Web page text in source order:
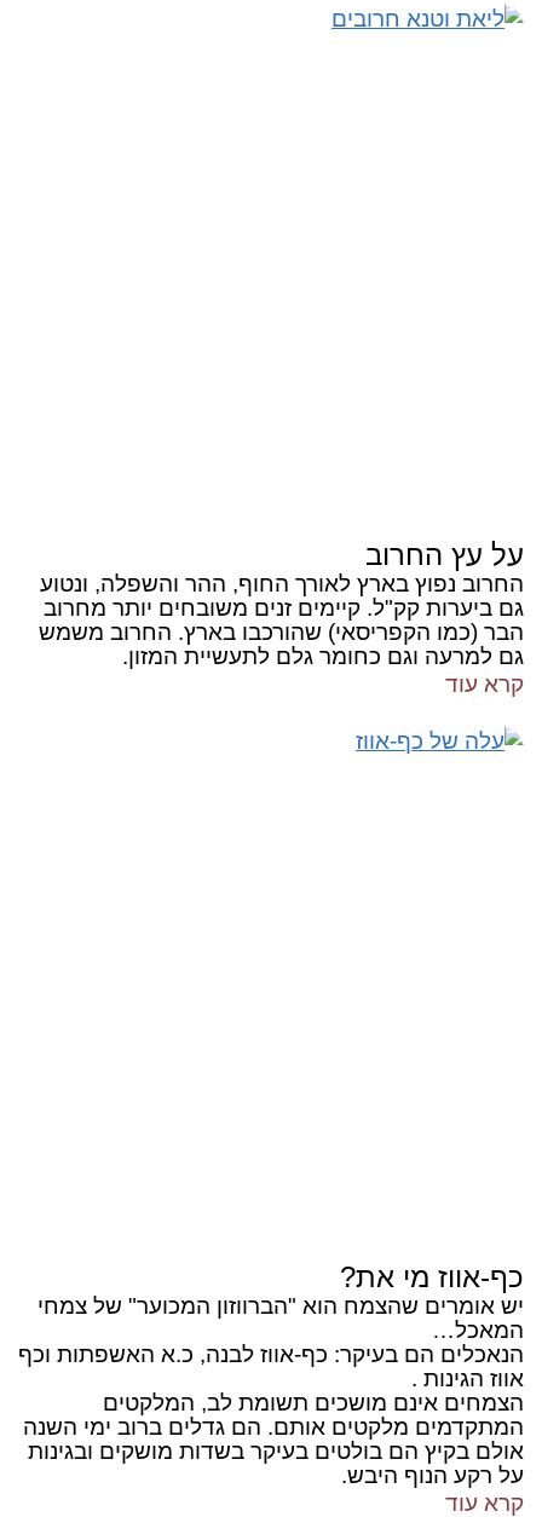
על עץ החרוב
החרוב נפוץ בארץ לאורך החוף, ההר והשפלה, ונטוע
גם ביערות קק"ל. קיימים זנים משובחים יותר מחרוב
הבר (כמו הקפריסאי) שהורכבו בארץ. החרוב משמש
גם למרעה וגם כחומר גלם לתעשיית המזון.
קרא עוד
כף-אווז מי את?
יש אומרים שהצמח הוא "הברווזון המכוער" של צמחי
המאכל…
הנאכלים הם בעיקר: כף-אווז לבנה, כ.א האשפתות וכף
אווז הגינות .
הצמחים אינם מושכים תשומת לב, המלקטים
המתקדמים מלקטים אותם. הם גדלים ברוב ימי השנה
אולם בקיץ הם בולטים בעיקר בשדות מושקים ובגינות
על רקע הנוף היבש.
קרא עוד